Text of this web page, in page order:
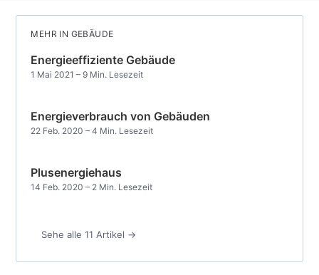
MEHR IN GEBÄUDE
Energieeffiziente Gebäude
1 Mai 2021 – 9 Min. Lesezeit
Energieverbrauch von Gebäuden
22 Feb. 2020 – 4 Min. Lesezeit
Plusenergiehaus
14 Feb. 2020 – 2 Min. Lesezeit
Sehe alle 11 Artikel →